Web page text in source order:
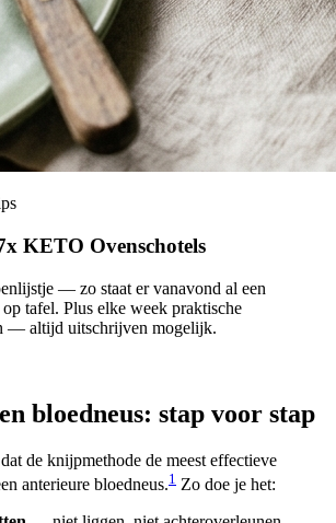
KETO Ovenschotels
— zo staat er vanavond al een
tafel. Plus elke week praktische
— altijd uitschrijven mogelijk.
bloedneus: stap voor stap
de knijpmethode de meest effectieve
anterieure bloedneus.1 Zo doe je het: